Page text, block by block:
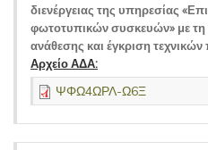
διενέργειας της υπηρεσίας
φωτοτυπικών συσκευών» με τη
ανάθεσης και έγκριση
Αρχείο ΑΔΑ:
ΨΦΩ4ΩΡΛ-Ω6Ξ